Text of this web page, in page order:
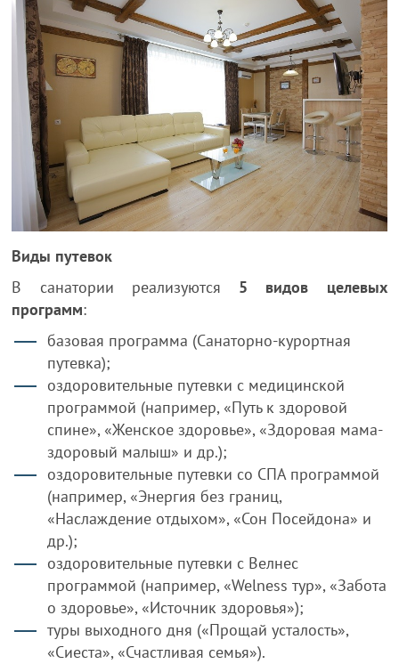
Виды путевок
В санатории реализуются 5 видов целевых
программ:
базовая программа (Санаторно-курортная
путевка);
оздоровительные путевки с медицинской
программой (например, «Путь к здоровой
спине», «Женское здоровье», «Здоровая мама-
здоровый малыш» и др.);
оздоровительные путевки со СПА программой
(например, «Энергия без границ,
«Наслаждение отдыхом», «Сон Посейдона» и
др.);
оздоровительные путевки с Велнес
программой (например, «Welness тур», «Забота
о здоровье», «Источник здоровья»);
туры выходного дня («Прощай усталость»,
«Сиеста», «Счастливая семья»).